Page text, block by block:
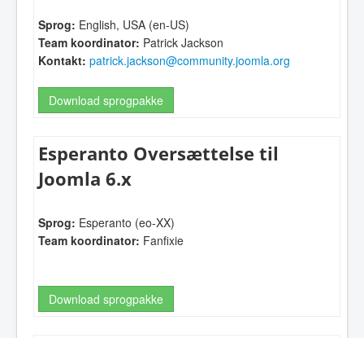
Sprog: English, USA (en-US)
Team koordinator: Patrick Jackson
Kontakt: patrick.jackson@community.joomla.org
Download sprogpakke
Esperanto Oversættelse til
Joomla 6.x
Sprog: Esperanto (eo-XX)
Team koordinator: Fanfixie
Download sprogpakke